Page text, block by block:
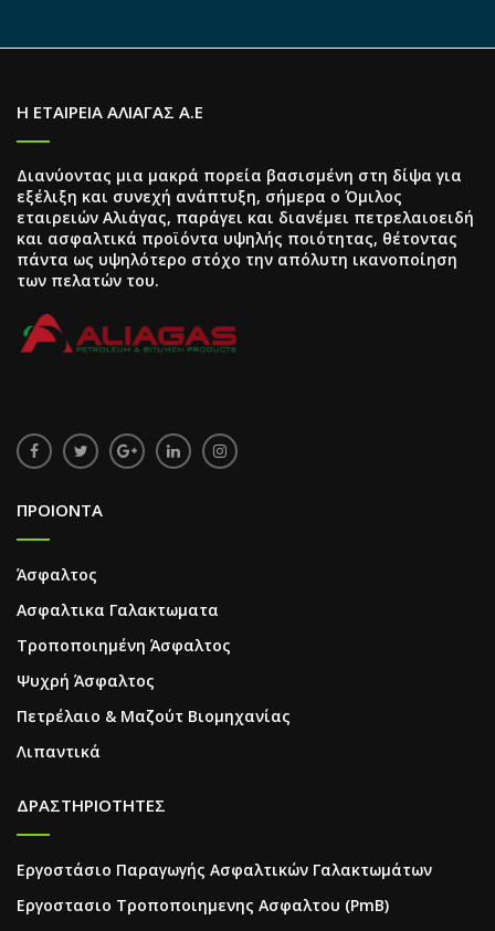
Η ΕΤΑΙΡΕΙΑ ΑΛΙΑΓΑΣ Α.Ε
Διανύοντας μια μακρά πορεία βασισμένη στη δίψα για
εξέλιξη και συνεχή ανάπτυξη, σήμερα ο Όμιλος
εταιρειών Αλιάγας, παράγει και διανέμει πετρελαιοειδή
και ασφαλτικά προϊόντα υψηλής ποιότητας, θέτοντας
πάντα ως υψηλότερο στόχο την απόλυτη ικανοποίηση
των πελατών του.
ΠΡΟΙΟΝΤΑ
Άσφαλτος
Ασφαλτικα Γαλακτωματα
Τροποποιημένη Άσφαλτος
Ψυχρή Άσφαλτος
Πετρέλαιο & Μαζούτ Βιομηχανίας
Λιπαντικά
ΔΡΑΣΤΗΡΙΟΤΗΤΕΣ
Εργοστάσιο Παραγωγής Ασφαλτικών Γαλακτωμάτων
Εργοστασιο Τροποποιημενης Ασφαλτου (PmB)